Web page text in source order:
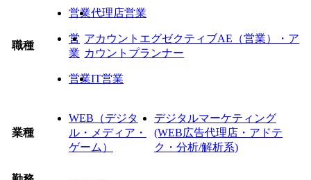
職種
営業代理店営業
営
業
アカウントエグゼクティブAE（営業）・ア
カウントプランナー
営業IT営業
業種
WEB（デジタ
ル・メディア・
ゲーム）
デジタルマーケティング
(WEB広告代理店・アドテ
ク・分析/解析系)